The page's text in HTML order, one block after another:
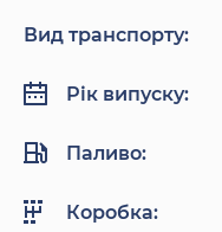
Вид транспорту:
Рік випуску:
Паливо:
Коробка: